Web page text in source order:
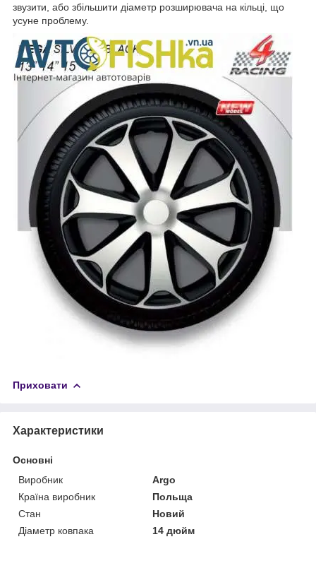
звузити, або збільшити діаметр розширювача на кільці, що
усуне проблему.
Приховати
Характеристики
Основні
Виробник
Argo
Країна виробник
Польща
Стан
Новий
Діаметр ковпака
14 дюйм